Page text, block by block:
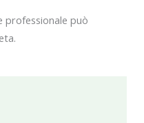
può